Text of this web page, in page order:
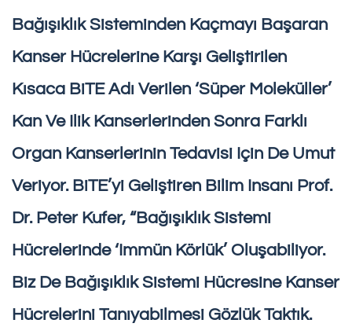
Bağışıklık Sisteminden Kaçmayı Başaran
Kanser Hücrelerine Karşı Geliştirilen
Kısaca BiTE Adı Verilen ‘süper Moleküller’
Kan Ve Ilik Kanserlerinden Sonra Farklı
Organ Kanserlerinin Tedavisi Için De Umut
Veriyor. BiTE’yi Geliştiren Bilim Insanı Prof.
Dr. Peter Kufer, “Bağışıklık Sistemi
Hücrelerinde ‘immün Körlük’ Oluşabiliyor.
Biz De Bağışıklık Sistemi Hücresine Kanser
Hücrelerini Tanıyabilmesi Gözlük Taktık.